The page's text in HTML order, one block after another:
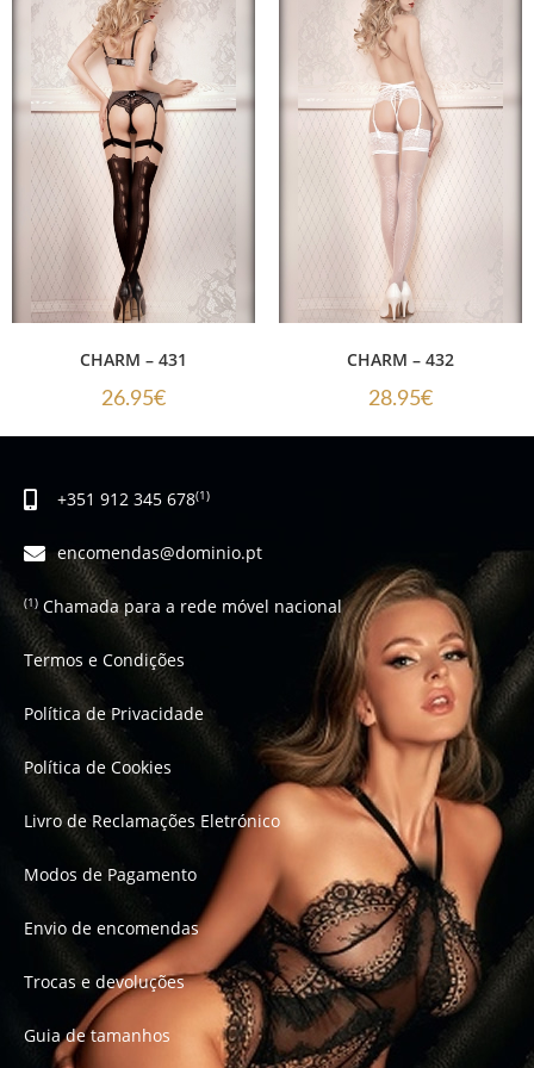
CHARM – 431
26.95€
CHARM – 432
28.95€
+351 912 345 678(1)
encomendas@dominio.pt
(1)Chamada para a rede móvel nacional
Termos e Condições
Política de Privacidade
Política de Cookies
Livro de Reclamações Eletrónico
Modos de Pagamento
Envio de encomendas
Trocas e devoluções
Guia de tamanhos